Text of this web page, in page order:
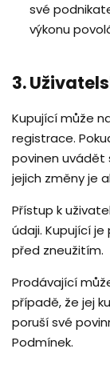
své
výkonu
3.
Kupující může
registrace.
povinen uvádět
jejich změny je
Přístup k
údaji. Kupující
před zneužitím.
Prodávající
případě, že jej
poruší své
Podmínek.